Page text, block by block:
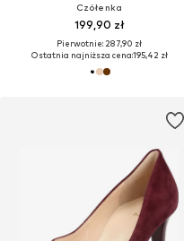
Czółenka
199,90 zł
Pierwotnie: 287,90 zł
Ostatnia najniższa cena:195,42 zł